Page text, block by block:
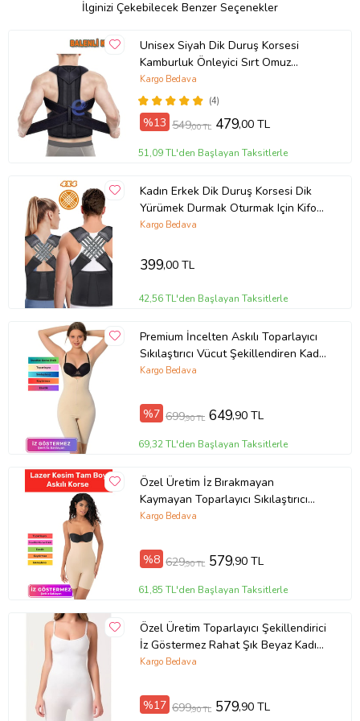
İlginizi Çekebilecek Benzer Seçenekler
Unisex Siyah Dik Duruş Korsesi
Kamburluk Önleyici Sırt Omuz
Destekli Balenli Korse
(4)
Kargo Bedava
%13 549,00 TL 479,00 TL
51,09 TL'den Başlayan Taksitlerle
Kadın Erkek Dik Duruş Korsesi Dik
Yürümek Durmak Oturmak Için Kifoz
Kamburluk Önleyici Sırt Korse
Kargo Bedava
399,00 TL
42,56 TL'den Başlayan Taksitlerle
Premium İncelten Askılı Toparlayıcı
Sıkılaştırıcı Vücut Şekillendiren Kadın
Fermuarlı Tam Boy Korse
Kargo Bedava
%7 699,90 TL 649,90 TL
69,32 TL'den Başlayan Taksitlerle
Özel Üretim İz Bırakmayan
Kaymayan Toparlayıcı Sıkılaştırıcı
Kadın Lazer Kesim Tam Boy Askılı
Kargo Bedava
%8 629,90 TL 579,90 TL
61,85 TL'den Başlayan Taksitlerle
Özel Üretim Toparlayıcı Şekillendirici
İz Göstermez Rahat Şık Beyaz Kadın
Paçalı Boy Dikişsiz Korse
Kargo Bedava
%17 699,90 TL 579,90 TL